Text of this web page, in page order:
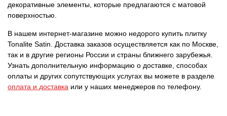
декоративные элементы, которые предлагаются с матовой
поверхностью.
В нашем интернет-магазине можно недорого купить плитку
Tonalite Satin. Доставка заказов осуществляется как по Москве,
так и в другие регионы России и страны ближнего зарубежья.
Узнать дополнительную информацию о доставке, способах
оплаты и других сопутствующих услугах вы можете в разделе
оплата и доставка или у наших менеджеров по телефону.